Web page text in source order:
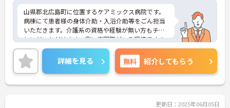
山県郡北広島町に位置するケアミックス病院です。
病棟にて患者様の身体介助・入浴介助等をごん担当
いただきます。介護系の資格や経験が無い方もチャ
レンジいただけます。側に専門職がいる環境ですの
で安心して業務に専念いただけます。夜勤手当は1回
8,000円・早出遅出にも手当が支給されます。寮・
医療費還付制度等の充実した福利厚生も魅力です。
ご興味のある方には、面接対策ポイントなど、さら
に詳細をお話しいたしますのでお気軽にご相談くだ
詳細を見る 無料 紹介してもらう
更新日：2025年06月05日